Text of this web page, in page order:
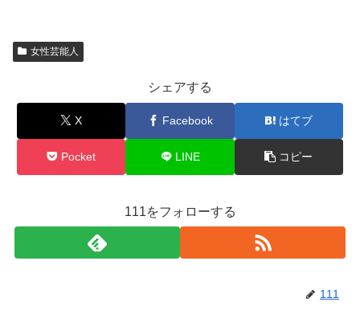
女性芸能人
シェアする
X Facebook はてブ
Pocket LINE コピー
111をフォローする
111